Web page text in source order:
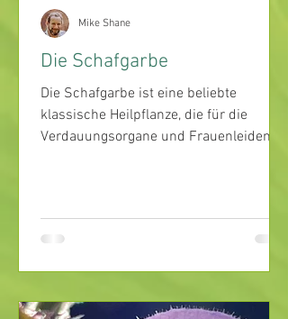
Die Schafgarbe
Die Schafgarbe ist eine beliebte
klassische Heilpflanze, die für die
Verdauungsorgane und Frauenleiden
Mike Shane